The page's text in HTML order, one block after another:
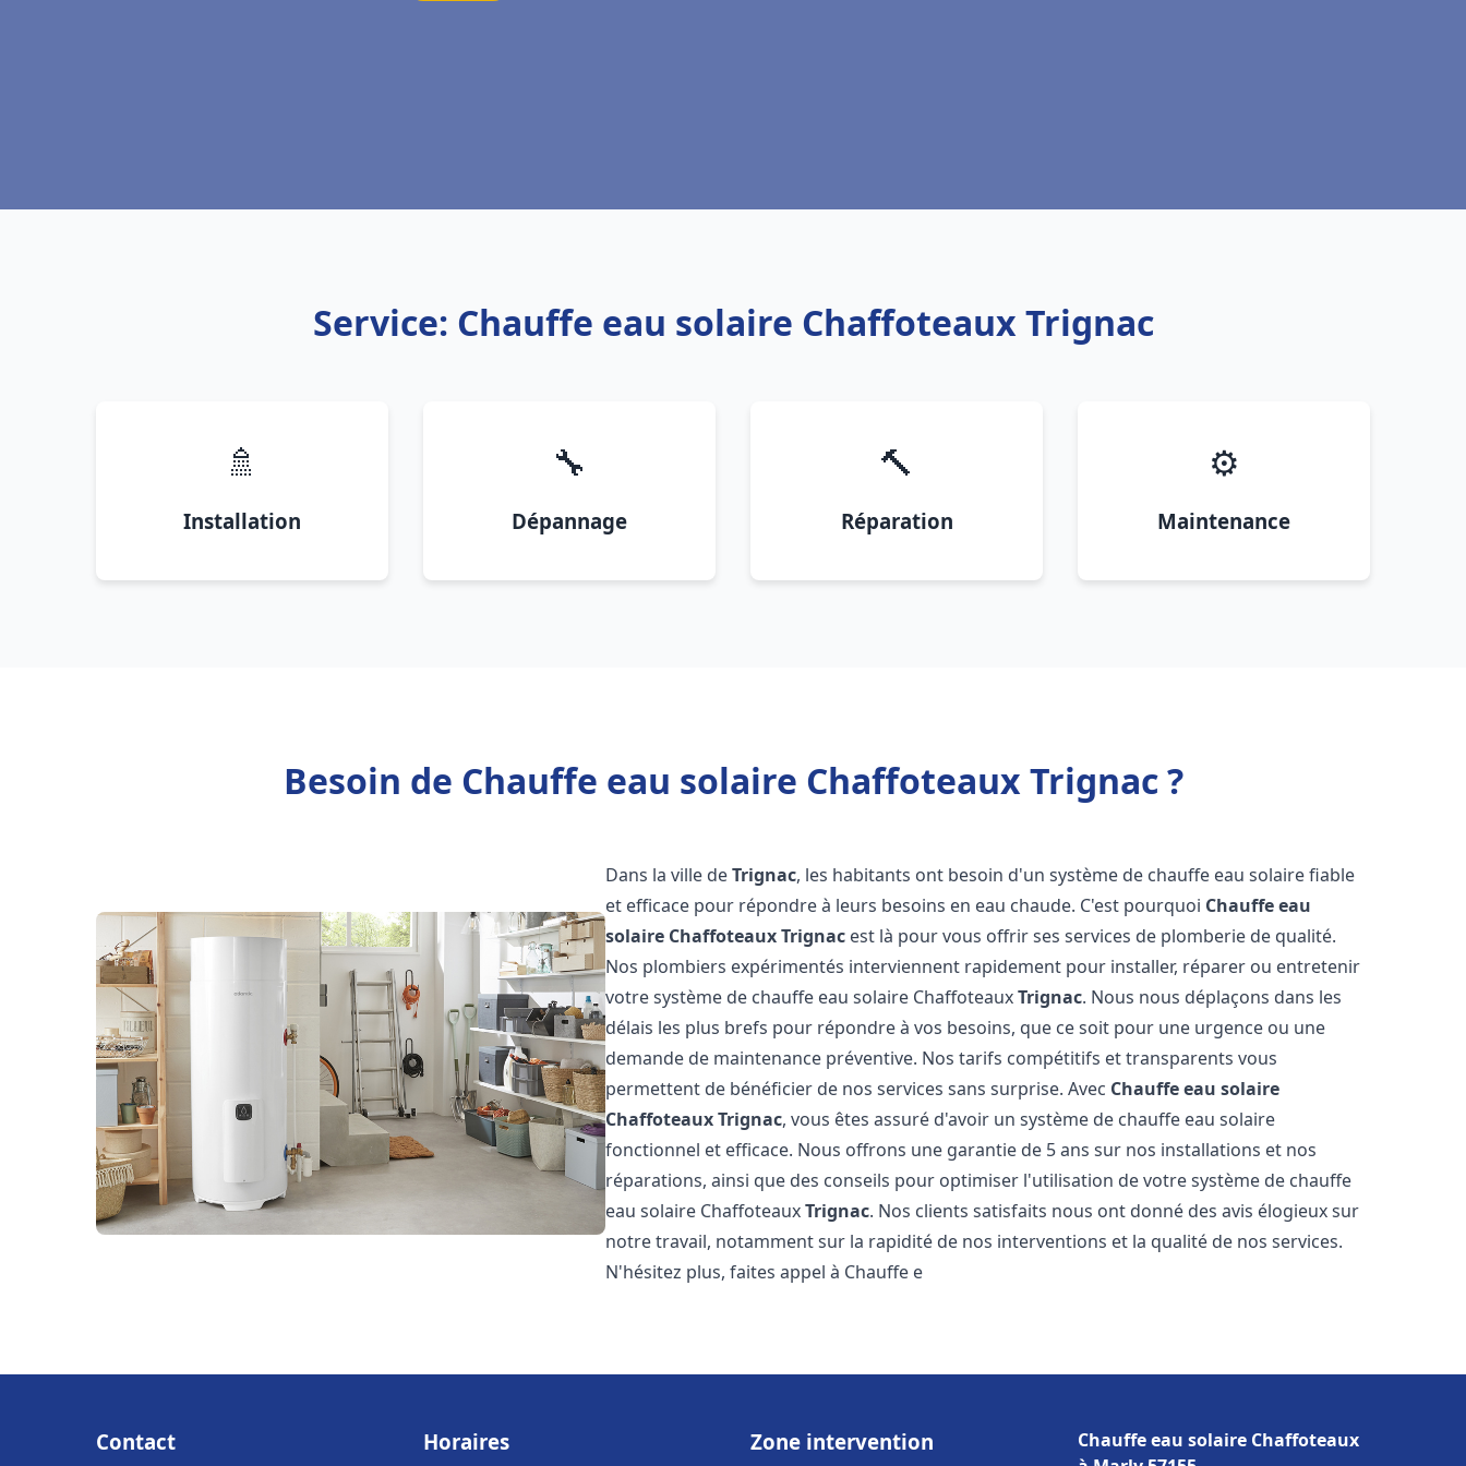
Service: Chauffe eau solaire Chaffoteaux Trignac
🚿
Installation
🔧
Dépannage
🔨
Réparation
⚙️
Maintenance
Besoin de Chauffe eau solaire Chaffoteaux Trignac ?
Dans la ville deTrignac, les habitants ont besoin d'un système de chauffe eau solaire fiable
et efficace pour répondre à leurs besoins en eau chaude. C'est pourquoi Chauffe eau
solaire ChaffoteauxTrignac est là pour vous offrir ses services de plomberie de qualité.
Nos plombiers expérimentés interviennent rapidement pour installer, réparer ou entretenir
votre système de chauffe eau solaire ChaffoteauxTrignac. Nous nous déplaçons dans les
délais les plus brefs pour répondre à vos besoins, que ce soit pour une urgence ou une
demande de maintenance préventive. Nos tarifs compétitifs et transparents vous
permettent de bénéficier de nos services sans surprise. Avec Chauffe eau solaire
ChaffoteauxTrignac, vous êtes assuré d'avoir un système de chauffe eau solaire
fonctionnel et efficace. Nous offrons une garantie de 5 ans sur nos installations et nos
réparations, ainsi que des conseils pour optimiser l'utilisation de votre système de chauffe
eau solaire ChaffoteauxTrignac. Nos clients satisfaits nous ont donné des avis élogieux sur
notre travail, notamment sur la rapidité de nos interventions et la qualité de nos services.
N'hésitez plus, faites appel à Chauffe e
Contact Horaires Zone intervention
Chauffe eau solaire Chaffoteaux